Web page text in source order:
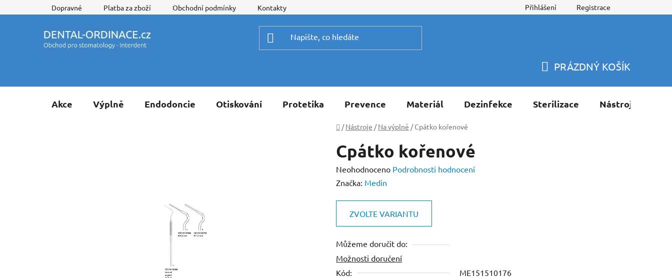
na
Dopravné Platba za zboží Obchodní podmínky Kontakty Přihlášení Registrace
KOŠÍK
PRÁZDNÝ KOŠÍK
Akce Výplně Endodoncie Otiskování Protetika Prevence Materiál Dezinfekce Sterilizace Nástroje
Domů
/ Nástroje / Na výplně / Cpátko kořenové
Cpátko kořenové
Průměrné
hodnocení
5
hvězdiček.
Neohodnoceno Podrobnosti hodnocení
Značka: Medin
ZVOLTE VARIANTU
Můžeme doručit do:
Možnosti doručení
Kód:
ME151510176